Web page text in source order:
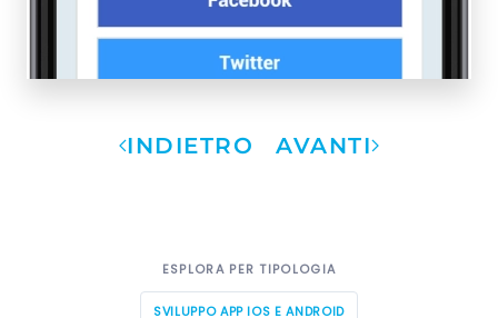
INDIETRO AVANTI
ESPLORA PER TIPOLOGIA
SVILUPPO APP IOS E ANDROID